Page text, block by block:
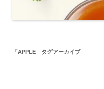
「 APPLE 」タグアーカイブ